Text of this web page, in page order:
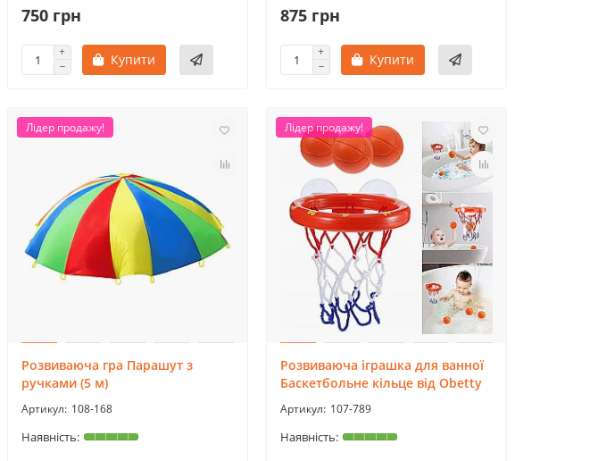
750 грн
Купити
875 грн
Купити
Лідер продажу!
Розвиваюча гра Парашут з
ручками (5 м)
108-168
Лідер продажу!
Розвиваюча іграшка для ванної
Баскетбольне кільце від Obetty
107-789